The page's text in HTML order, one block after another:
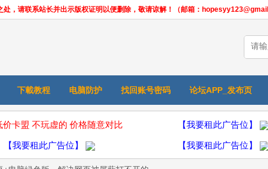
，请联系站长并出示版权证明以便删除，敬请谅解！（邮箱：
下載教程 电脑防护 找回账号密码 论坛APP_发布页
价卡盟 不玩虚的 价格随意对比 【我要租此广告位】
【我要租此广告位】 【我要租此广告位】